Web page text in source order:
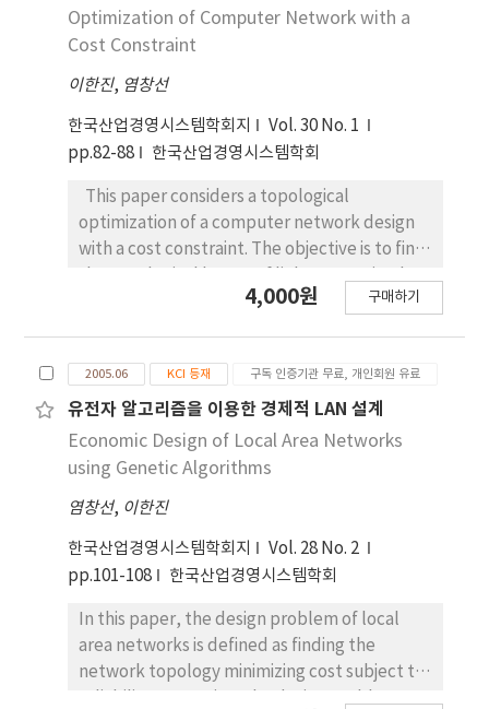
Optimization of Computer Network with a
Cost Constraint
이한진, 염창선
한국산업경영시스템학회지
Vol. 30 No. 1
pp.82-88
한국산업경영시스템학회
This paper considers a topological
optimization of a computer network design
with a cost constraint. The objective is to find
reliability, under the constraint that the
4,000원 구매하기
2005.06 KCI 등재 구독 인증기관 무료, 개인회원 유료
유전자 알고리즘을 이용한 경제적 LAN 설계
Economic Design of Local Area Networks
using Genetic Algorithms
염창선, 이한진
한국산업경영시스템학회지
Vol. 28 No. 2
pp.101-108
한국산업경영시스템학회
In this paper, the design problem of local
area networks is defined as finding the
network topology minimizing cost subject to